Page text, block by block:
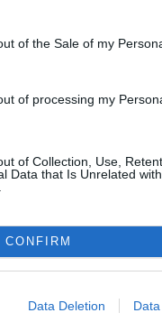
of the Sale of my
of processing my
of Collection, Use,
Data that Is Unrelated
CONFIRM
Data Deletion